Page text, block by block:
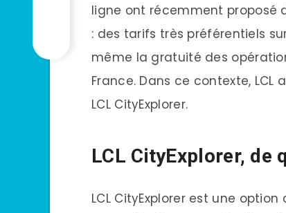
ligne ont récemment proposé
: des tarifs très préférentiels
même la gratuité des
France. Dans ce contexte,
LCL CityExplorer.
LCL CityExplorer, de
LCL CityExplorer est une